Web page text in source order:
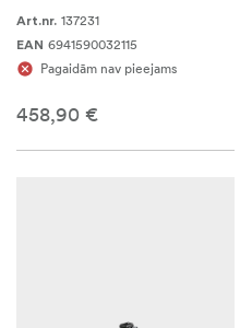
Art.nr. 137231
EAN 6941590032115
Pagaidām nav pieejams
458,90 €